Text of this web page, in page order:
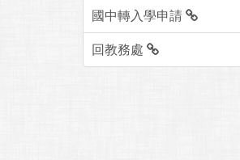
國中轉入學申請
回教務處